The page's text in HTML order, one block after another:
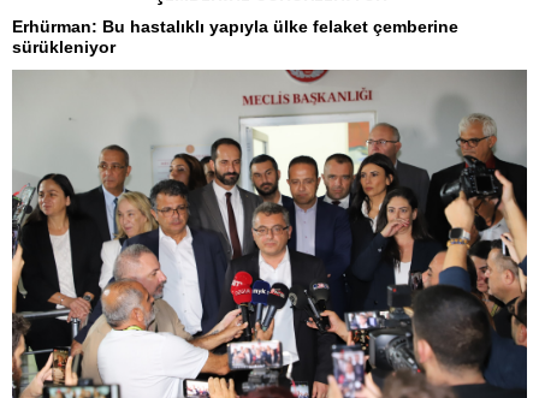
Erhürman: Bu hastalıklı yapıyla ülke felaket çemberine
sürükleniyor